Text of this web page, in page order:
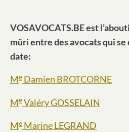
VOSAVOCATS.BE est
mûri entre des avocats qui
date:
Me Damien BROTCORNE
MeValéry GOSSELAIN
Me Marine LEGRAND